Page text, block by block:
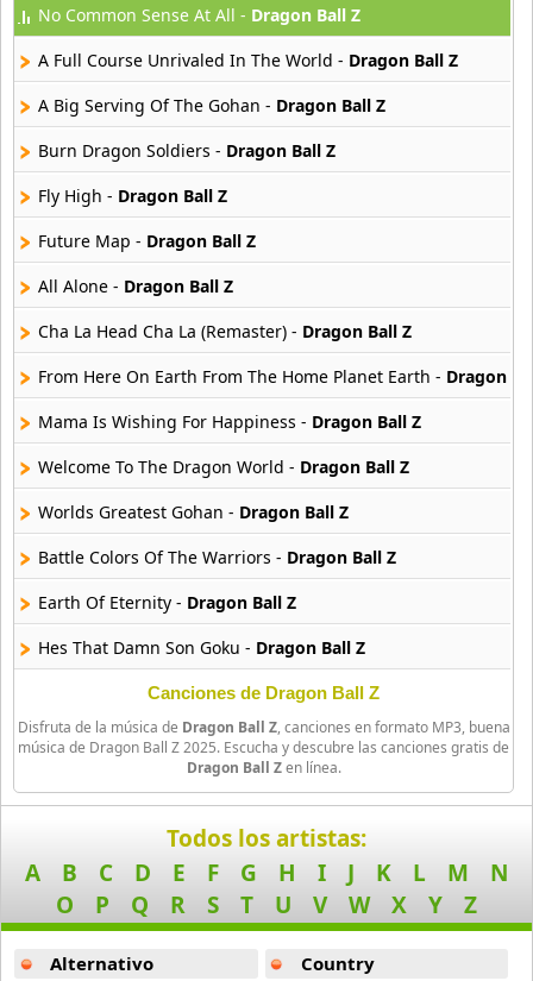
2023 Pop
80 músicas online
2023 Rock
59 músicas online
37 músicas online
80s Ballads
48 músicas online
80s Pop Rock
50 músicas online
90s Acoustic Hits
39 músicas online
90s Latin Music
50 músicas online
90s Party Hits
58 músicas online
90s Pop Rock
50 músicas online
90s Rap
Acoustic Pop
49 músicas online
No Common Sense At All - Dragon Ball Z
A Full Course Unrivaled In The World - Dragon Ball Z
A Big Serving Of The Gohan - Dragon Ball Z
Burn Dragon Soldiers - Dragon Ball Z
Fly High - Dragon Ball Z
Future Map - Dragon Ball Z
All Alone - Dragon Ball Z
Cha La Head Cha La (Remaster) - Dragon Ball Z
From Here On Earth From The Home Planet Earth - Dragon
Mama Is Wishing For Happiness - Dragon Ball Z
Welcome To The Dragon World - Dragon Ball Z
Worlds Greatest Gohan - Dragon Ball Z
Battle Colors Of The Warriors - Dragon Ball Z
Earth Of Eternity - Dragon Ball Z
Hes That Damn Son Goku - Dragon Ball Z
One Heart Light-Year -Dragon Ball Z
Trouble Surfing -Dragon Ball Z
Canciones de Dragon Ball Z
Disfruta de la música de Dragon Ball Z, canciones en formato MP3, buena
música de Dragon Ball Z 2025. Escucha y descubre las canciones gratis de
Dragon Ball Zen línea.
Todos los artistas:
A
B C D E F G H I J K L M
N
O
P Q R S T U V W X Y Z
Alternativo Country